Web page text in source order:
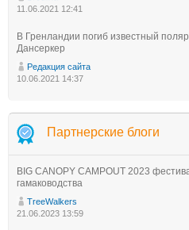
11.06.2021 12:41
В Гренландии погиб известный
Дансеркер
Редакция сайта
10.06.2021 14:37
Партнерские блоги
BIG CANOPY CAMPOUT 2023
гамаководства
TreeWalkers
21.06.2023 13:59